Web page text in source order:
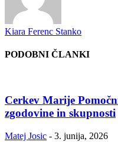
Kiara Ferenc Stanko
PODOBNI ČLANKI
Cerkev Marije
zgodovine in skupnosti
Matej Josic - 3. junija, 2026